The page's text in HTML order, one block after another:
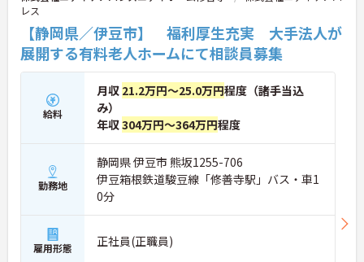
レス
【静岡県／伊豆市】 福利厚生充実 大手法人が
展開する有料老人ホームにて相談員募集
給料
月収 21.2万円～25.0万円程度（諸手当込
み）
年収304万円～364万円程度
勤務地
静岡県 伊豆市 熊坂1255-706
伊豆箱根鉄道駿豆線「修善寺駅」バス・車1
0分
雇用形態 正社員(正職員)